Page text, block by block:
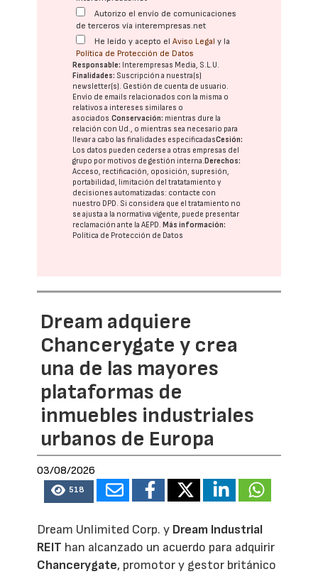
Autorizo el envío de comunicaciones
de terceros vía interempresas.net
He leído y acepto elAviso Legal y la
Política de Protección de Datos
Responsable: Interempresas Media, S.L.U.
Finalidades: Suscripción a nuestra(s)
newsletter(s). Gestión de cuenta de usuario.
Envío de emails relacionados con la misma o
relativos a intereses similares o
asociados.Conservación: mientras dure la
relación con Ud., o mientras sea necesario para
llevar a cabo las finalidades especificadasCesión:
Los datos pueden cederse a otras empresas del
grupo por motivos de gestión interna. Derechos:
Acceso, rectificación, oposición, supresión,
portabilidad, limitación del tratatamiento y
decisiones automatizadas: contacte con
nuestro DPD. Si considera que el tratamiento no
se ajusta a la normativa vigente, puede presentar
reclamación ante laAEPD. Más información:
Política de Protección de Datos
Dream adquiere
Chancerygate y crea
una de las mayores
plataformas de
inmuebles industriales
urbanos de Europa
03/08/2026
518
Dream Unlimited Corp. y Dream Industrial
REIT han alcanzado un acuerdo para adquirir
Chancerygate, promotor y gestor británico